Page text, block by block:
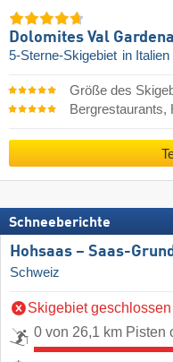
Dolomites Val
5-Sterne-Skigebiet in Italien
Größe des
Bergrestaurants,
Schneeberichte
Hohsaas – Saas-Grund
Schweiz
Skigebiet geschlossen
0 von 26,1 km Pisten